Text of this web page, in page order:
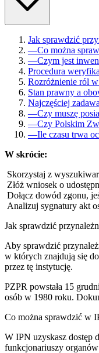
Jak sprawdzić
—Co można
—Czym jest
Procedura
Rozróżnienie ról
Stan prawny a
Najczęściej
—Czy muszę
—Czy Polskim
—Ile czasu trwa
W skrócie:
Skorzystaj z
Złóż wniosek o
Dołącz dowód zgonu,
Analizuj sygnatury akt
Jak sprawdzić
Aby sprawdzić
w których znajdują się
przez tę instytucję.
PZPR powstała 15
osób w 1980 roku.
Co można sprawdzić w
W IPN uzyskasz dostęp
funkcjonariuszy